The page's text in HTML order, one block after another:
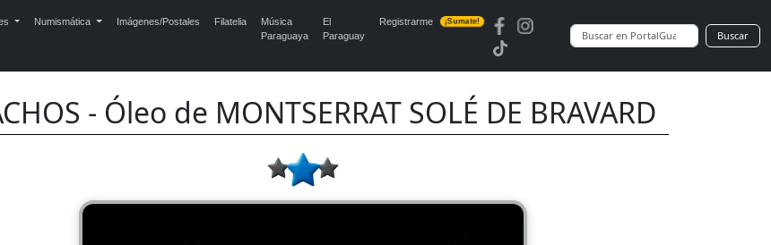
Numismática Imágenes/Postales Filatelia
Música
Paraguaya
El
Paraguay
Registrarme ¡Sumate!
Buscar
- Óleo de MONTSERRAT SOLÉ DE BRAVARD